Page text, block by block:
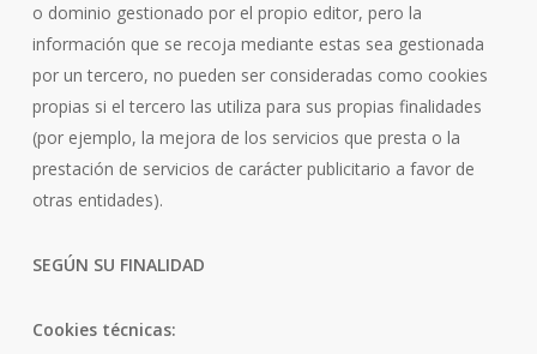
o dominio gestionado por el propio editor, pero la
información que se recoja mediante estas sea gestionada
por un tercero, no pueden ser consideradas como cookies
propias si el tercero las utiliza para sus propias finalidades
(por ejemplo, la mejora de los servicios que presta o la
prestación de servicios de carácter publicitario a favor de
otras entidades).
SEGÚN SU FINALIDAD
Cookies técnicas: